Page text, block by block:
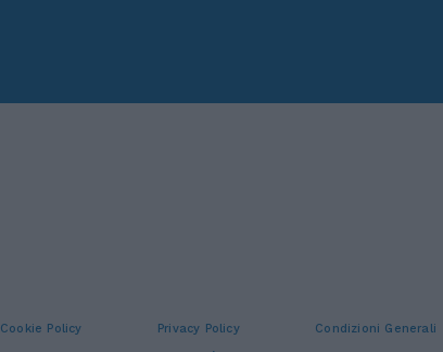
Cookie Policy Privacy Policy
Condizioni Generali